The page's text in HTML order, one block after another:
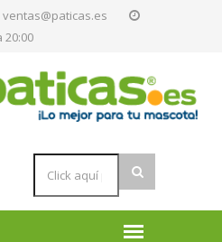
ventas@paticas.es
20:00